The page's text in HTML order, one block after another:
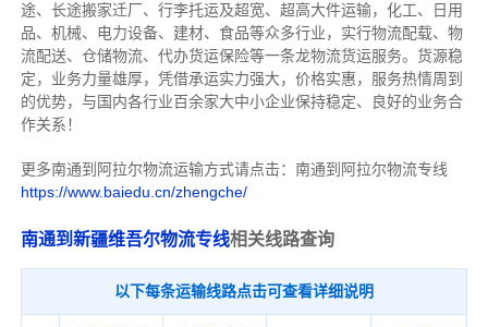
途、长途搬家迁厂、行李托运及超宽、超高大件运输，化工、日用
品、机械、电力设备、建材、食品等众多行业，实行物流配载、物
流配送、仓储物流、代办货运保险等一条龙物流货运服务。货源稳
定，业务力量雄厚，凭借承运实力强大，价格实惠，服务热情周到
的优势，与国内各行业百余家大中小企业保持稳定、良好的业务合
作关系！
更多南通到阿拉尔物流运输方式请点击：南通到阿拉尔物流专线
https://www.baiedu.cn/zhengche/
南通到新疆维吾尔物流专线相关线路查询
以下每条运输线路点击可查看详细说明